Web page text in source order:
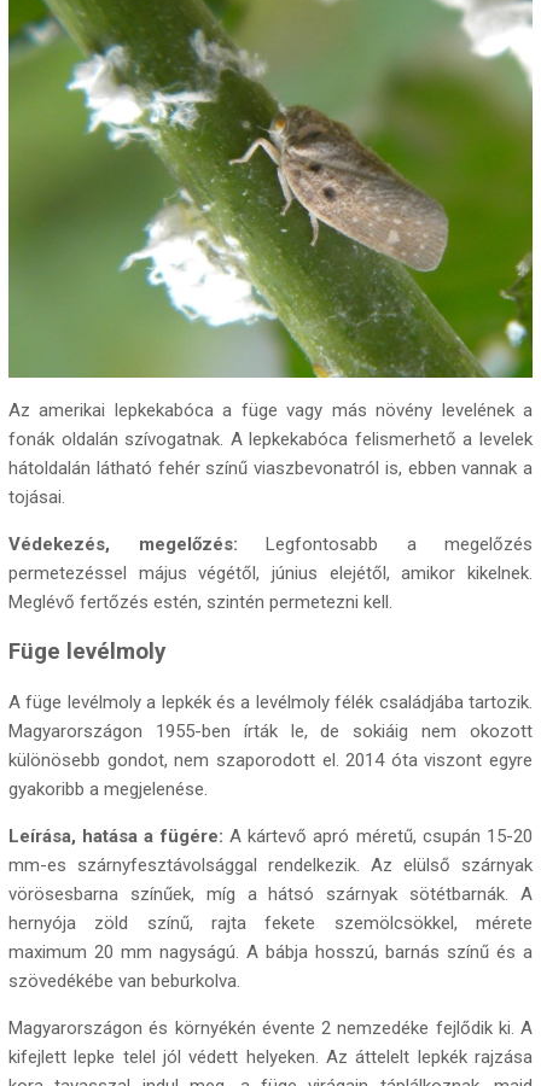
Az amerikai lepkekabóca a füge vagy más növény levelének a
fonák oldalán szívogatnak. A lepkekabóca felismerhető a levelek
hátoldalán látható fehér színű viaszbevonatról is, ebben vannak a
tojásai.
Védekezés, megelőzés: Legfontosabb a megelőzés
permetezéssel május végétől, június elejétől, amikor kikelnek.
Meglévő fertőzés estén, szintén permetezni kell.
Füge levélmoly
A füge levélmoly a lepkék és a levélmoly félék családjába tartozik.
Magyarországon 1955-ben írták le, de sokiáig nem okozott
különösebb gondot, nem szaporodott el. 2014 óta viszont egyre
gyakoribb a megjelenése.
Leírása, hatása a fügére: A kártevő apró méretű, csupán 15-20
mm-es szárnyfesztávolsággal rendelkezik. Az elülső szárnyak
vörösesbarna színűek, míg a hátsó szárnyak sötétbarnák. A
hernyója zöld színű, rajta fekete szemölcsökkel, mérete
maximum 20 mm nagyságú. A bábja hosszú, barnás színű és a
szövedékébe van beburkolva.
Magyarországon és környékén évente 2 nemzedéke fejlődik ki. A
kifejlett lepke telel jól védett helyeken. Az áttelelt lepkék rajzása